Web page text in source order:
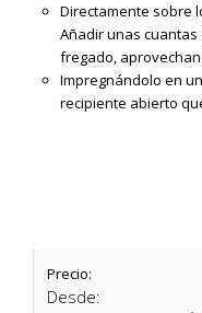
Directamente sobre
Añadir unas
fregado,
Impregnándolo en
recipiente abierto
Precio:
Desde: